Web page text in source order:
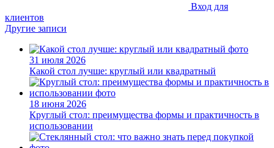
Вход для
клиентов
Другие записи
31 июля 2026
Какой стол лучше: круглый или квадратный
18 июня 2026
Круглый стол: преимущества формы и практичность в
использовании